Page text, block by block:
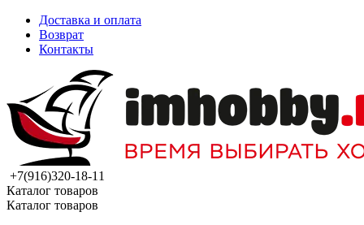
Доставка и оплата
Возврат
Контакты
+7(916)320-18-11
Каталог товаров
Каталог товаров